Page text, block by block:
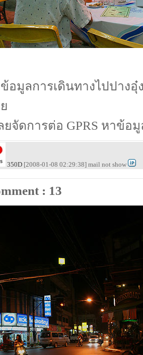
อมูลการเดินทางไปปางอุ๋
ยจัดการต่อ GPRS หาข้
350D [2008-01-08 02:29:38] mail not show
: 13